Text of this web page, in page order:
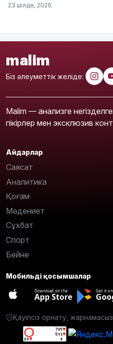
23 шілде, 2026
malim
Біз әлеуметтік желіде:
Malim — анализге
пікірлер мен эксклюзив
Айдарлар
Саясат
Аналитика
Қоғам
Мәдениет
Сұхбат
Спорт
Бейне
Мобильді қосымшалар
Download on the
App Store
Get it on
Қауіпсіз орнату,